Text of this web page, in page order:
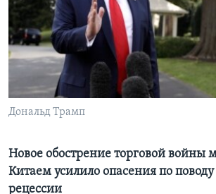
Learning English
СОЦИАЛЬНЫЕ СЕТИ
Дональд Трамп
Новое обострение торговой
Китаем усилило опасения по
рецессии